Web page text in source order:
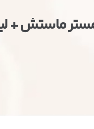
ماستش +